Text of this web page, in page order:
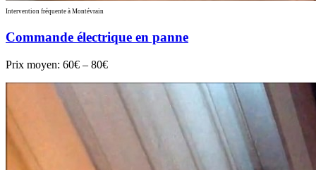
Intervention fréquente à Montévrain
Commande électrique en panne
Prix moyen: 60€ – 80€